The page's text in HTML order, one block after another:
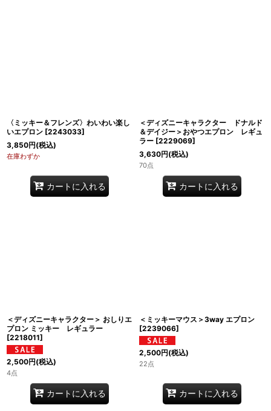
〈ミッキー＆フレンズ〉わいわい楽し
いエプロン [2243033]
3,850円(税込)
在庫わずか
カートに入れる
＜ディズニーキャラクター ドナルド
＆デイジー＞おやつエプロン レギュ
ラー [2229069]
3,630円(税込)
70点
カートに入れる
＜ディズニーキャラクター＞ おしりエ
プロン ミッキー レギュラー
[2218011]
2,500円(税込)
4点
カートに入れる
＜ミッキーマウス＞3way エプロン
[2239066]
2,500円(税込)
22点
カートに入れる